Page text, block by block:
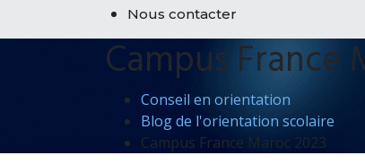
Nous contacter
Campus France
Conseil en orientation
Blog de l'orientation scolaire
Campus France Maroc 2023